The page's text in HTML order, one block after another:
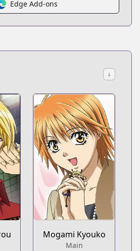
Edge Add-ons
↓
Mogami Kyouko
Main